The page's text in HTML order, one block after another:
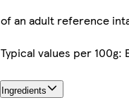
of an adult reference
Typical values per 100g:
Ingredients